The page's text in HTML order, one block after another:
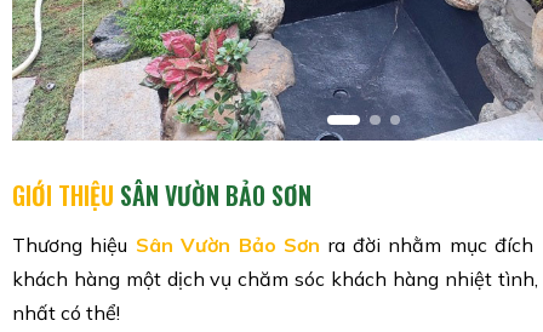
GIỚI THIỆU SÂN VƯỜN BẢO SƠN
Thương hiệu Sân Vườn Bảo Sơn ra đời nhằm mục đích
khách hàng một dịch vụ chăm sóc khách hàng nhiệt
nhất có thể!